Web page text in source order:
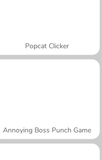
Popcat Clicker
Annoying Boss Punch Game